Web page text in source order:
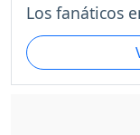
Los fanáticos